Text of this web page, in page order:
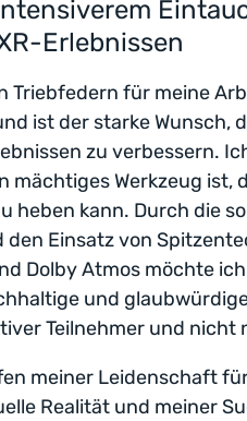
Erlebnissen
Triebfedern für meine
ist der starke Wunsch,
zu verbessern.
mächtiges Werkzeug ist,
heben kann. Durch die
den Einsatz von
Dolby Atmos möchte
und
Teilnehmer und
meiner Leidenschaft
Realität und meiner